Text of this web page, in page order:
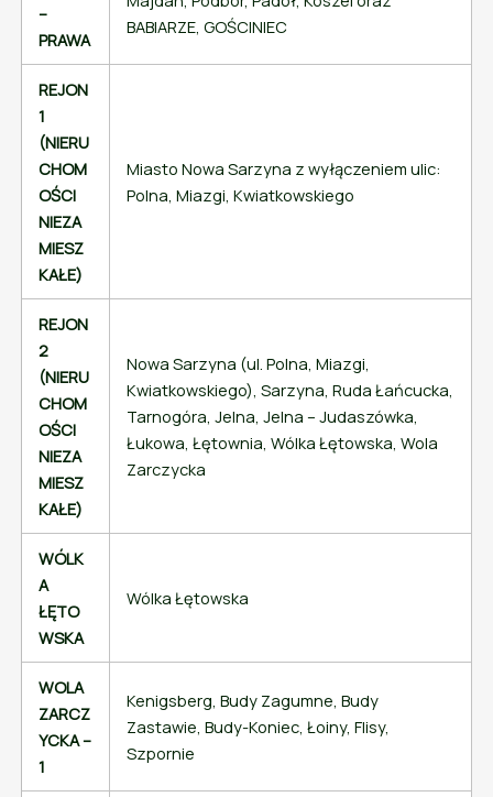
–
PRAWA
BABIARZE, GOŚCINIEC
REJON
1
(NIERU
CHOM
OŚCI
NIEZA
MIESZ
KAŁE)
Miasto Nowa Sarzyna z wyłączeniem ulic:
Polna, Miazgi, Kwiatkowskiego
REJON
2
(NIERU
CHOM
OŚCI
NIEZA
MIESZ
KAŁE)
Nowa Sarzyna (ul. Polna, Miazgi,
Kwiatkowskiego), Sarzyna, Ruda Łańcucka,
Tarnogóra, Jelna, Jelna – Judaszówka,
Łukowa, Łętownia, Wólka Łętowska, Wola
Zarczycka
WÓLK
A
ŁĘTO
WSKA
Wólka Łętowska
WOLA
ZARCZ
YCKA –
1
Kenigsberg, Budy Zagumne, Budy
Zastawie, Budy-Koniec, Łoiny, Flisy,
Szpornie